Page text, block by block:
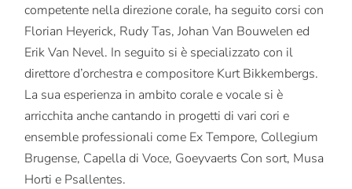
competente nella direzione corale, ha seguito corsi con
Florian Heyerick, Rudy Tas, Johan Van Bouwelen ed
Erik Van Nevel. In seguito si è specializzato con il
direttore d’orchestra e compositore Kurt Bikkembergs.
La sua esperienza in ambito corale e vocale si è
arricchita anche cantando in progetti di vari cori e
ensemble professionali come Ex Tempore, Collegium
Brugense, Capella di Voce, Goeyvaerts Con sort, Musa
Horti e Psallentes.